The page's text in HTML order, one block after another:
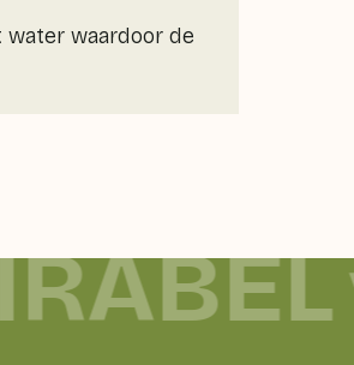
water waardoor de